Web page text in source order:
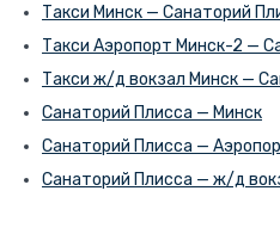
Такси Минск — Санаторий
Такси Аэропорт Минск-2 —
Такси ж/д вокзал Минск —
Санаторий Плисса — Минск
Санаторий Плисса —
Санаторий Плисса — ж/д